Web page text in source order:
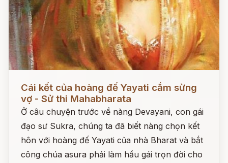
Cái kết của hoàng đế Yayati cắm sừng
vợ - Sử thi Mahabharata
Ở câu chuyện trước về nàng Devayani, con gái
đạo sư Sukra, chúng ta đã biết nàng chọn kết
hôn với hoàng đế Yayati của nhà Bharat và bắt
công chúa asura phải làm hầu gái trọn đời cho